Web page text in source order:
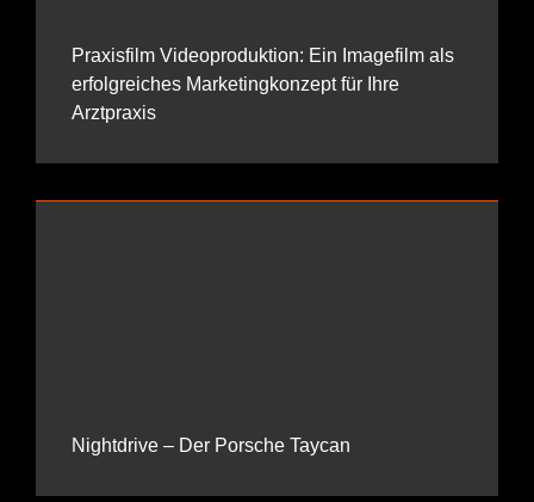
Praxisfilm Videoproduktion: Ein Imagefilm als
erfolgreiches Marketingkonzept für Ihre
Arztpraxis
Nightdrive – Der Porsche Taycan